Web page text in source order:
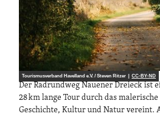
Tourismusverband Havelland e.V. / Steven Ritzer | CC-BY-ND
Der Radrundweg Nauener Dreieck ist
28 km lange Tour durch das
Geschichte, Kultur und Natur vereint.